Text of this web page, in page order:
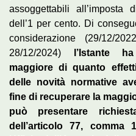
assoggettabili
dell’1 per cento. Di
considerazione (29/12/
28/12/2024)
l’Istante
maggiore di quanto
delle novità normative
fine di recuperare la
può presentare
dell’articolo 77, comma